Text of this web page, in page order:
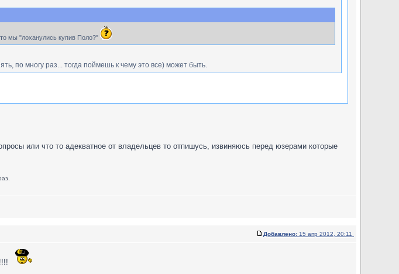
мы "лоханулись купив Поло?"
по многу раз... тогда поймешь к чему это все) может быть.
или что то адекватное от владельцев то отпишусь, извиняюсь перед юзерами которые
Добавлено: 15 апр 2012, 20:11